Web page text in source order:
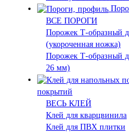
ВСЕ ПОРОГИ
Порожек Т-образный
(укороченная ножка)
Порожек Т-образный
26 мм)
покрытий
ВЕСЬ КЛЕЙ
Клей для кварцвинила
Клей для ПВХ плитки